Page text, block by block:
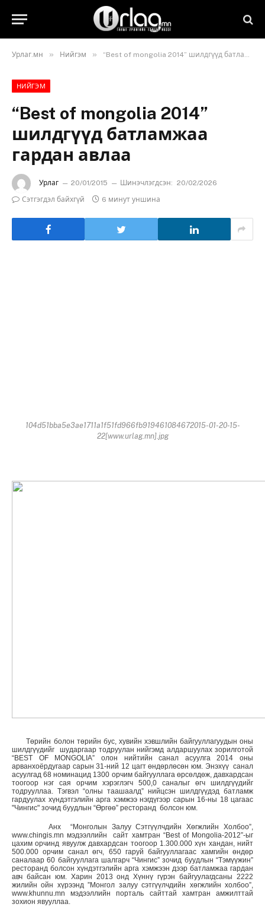
Урлаг.мн » Нийгэм » “Best of mongolia 2014” шилдгүүд батламжаа гардан авлаа
НИЙГЭМ
“Best of mongolia 2014”
шилдгүүд батламжаа
гардан авлаа
Урлаг 20/01/2015 Шинэчлэгдсэн: 20/02/2026
Сэтгэгдэл байхгүй
6 минут уншина
104d51bba5e3ae1711a1f51fd966fb919461084672015-01-20-15-
22[www.urlag.mn].jpg
Төрийн болон төрийн бус, хувийн хэвшлийн байгууллагуудын оны
шилдгүүдийг шударгаар тодруулан нийгэмд алдаршуулах зорилготой
“BEST OF MONGOLIA” олон нийтийн санал асуулга 2014 оны
арванхоёрдугаар сарын 31-ний 12 цагт өндөрлөсөн юм. Энэхүү санал
асуулгад 68 номинацид 1300 орчим байгууллага өрсөлдөж, давхардсан
тоогоор нэг сая орчим хэрэглэгч 500,0 саналыг өгч шилдгүүдийг
тодрууллаа. Тэгвэл “олны таашаалд” нийцсэн шилдгүүдэд батламж
гардуулах хүндэтгэлийн арга хэмжээ нэгдүгээр сарын 16-ны 18 цагаас
"Чингис" зочид буудлын “Өргөө” ресторанд болсон юм.
Анх “Монголын Залуу Сэтгүүлчдийн Хөгжлийн Холбоо”,
www.chingis.mn мэдээллийн сайт хамтран “Best of Mongolia-2012”-ыг
цахим орчинд явуулж давхардсан тоогоор 1.300.000 хүн хандан, нийт
500.000 орчим санал өгч, 650 гаруй байгууллагаас хамгийн өндөр
саналаар 60 байгууллага шалгарч “Чингис” зочид буудлын “Тэмүүжин”
ресторанд болсон хүндэтгэлийн арга хэмжээн дээр батламжаа гардан
авч байсан юм. Харин 2013 онд Хүннү гүрэн байгуулагдсаны 2222
жилийн ойн хүрээнд ”Монгол залуу сэтгүүлчдийн хөгжлийн холбоо”,
www.khunnu.mn мэдээллийн порталь сайттай хамтран амжилттай
зохион явууллаа.